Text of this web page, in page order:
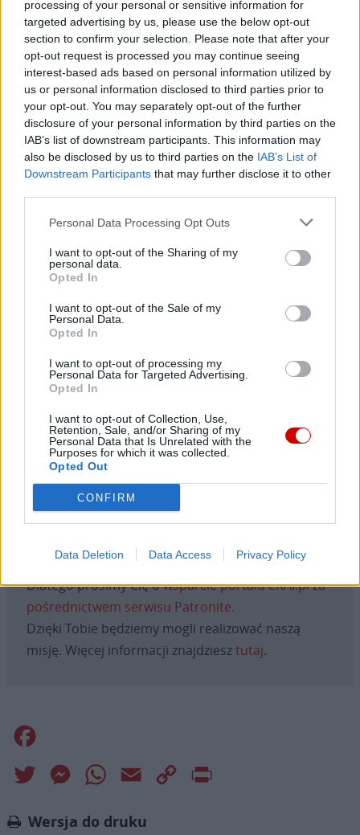
processing of your personal or sensitive information for
targeted advertising by us, please use the below opt-out
section to confirm your selection. Please note that after your
opt-out request is processed you may continue seeing
interest-based ads based on personal information utilized by
us or personal information disclosed to third parties prior to
your opt-out. You may separately opt-out of the further
disclosure of your personal information by third parties on the
IAB’s list of downstream participants. This information may
also be disclosed by us to third parties on the IAB’s List of
Downstream Participants that may further disclose it to other
Personal Data Processing Opt Outs
I want to opt-out of the Sharing of my
personal data.
Opted In
I want to opt-out of the Sale of my
Personal Data.
Opted In
I want to opt-out of processing my
Personal Data for Targeted Advertising.
Opted In
I want to opt-out of Collection, Use,
Retention, Sale, and/or Sharing of my
Personal Data that Is Unrelated with the
Purposes for which it was collected.
Opted Out
CONFIRM
Data Deletion Data Access Privacy Policy
– Działania Konferencji Episkopatu Polski oraz
Fundacji św. Józefa zostały publicznie docenione
podczas inauguracji kampanii Dzieciństwo bez
Przemocy, m.in. przez Monikę Sajkowską,
przewodnicząca Krajowej Koalicji na Rzecz Ochrony
Dzieci.
– Tak, to jest niezwykle cenne. Chciałabym, aby tak
dzieje. To nie jest tylko subiektywna ocena, ale
rzeczywistość. Mam nadzieję, że nadal będziemy
postrzegani w ten sposób. Cieszę się, że zostaliśmy
zaproszeni do współpracy i uważam, że dobrze, że
przyjęliśmy to zaproszenie. Kościoła w tym procesie po
prostu nie mogło zabraknąć.
Drogi Czytelniku,
cieszymy się, że odwiedzasz nasz portal. Jesteśmy
tu dla Ciebie!
Każdego dnia publikujemy najważniejsze
informacje z życia Kościoła w Polsce i na świecie.
zadaniu będzie coraz trudniejsze.
Dlatego prosimy Cię owsparcie portalu eKAI.pl za
pośrednictwem serwisu Patronite.
Dzięki Tobie będziemy mogli realizować naszą
misję. Więcej informacji znajdziesztutaj.
Twitter MessengerWhatsApp
Email
Copy
Wersja do druku